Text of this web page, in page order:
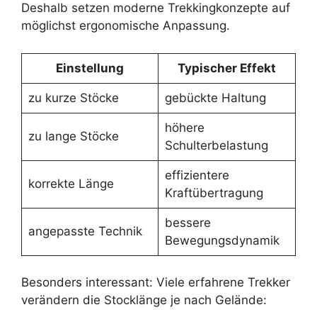
Deshalb setzen moderne Trekkingkonzepte auf
möglichst ergonomische Anpassung.
Einstellung Typischer Effekt
zu kurze Stöcke gebückte Haltung
zu lange Stöcke
höhere
Schulterbelastung
korrekte Länge
effizientere
Kraftübertragung
angepasste Technik
bessere
Bewegungsdynamik
Besonders interessant: Viele erfahrene Trekker
verändern die Stocklänge je nach Gelände: